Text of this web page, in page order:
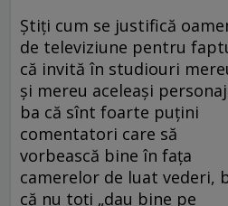
Ştiţi cum se justifică
de televiziune pentru
că invită în studiouri
şi mereu aceleaşi
ba că sînt foarte puţini
comentatori care să
vorbească bine în faţa
camerelor de luat vederi,
că nu toţi „dau bine pe